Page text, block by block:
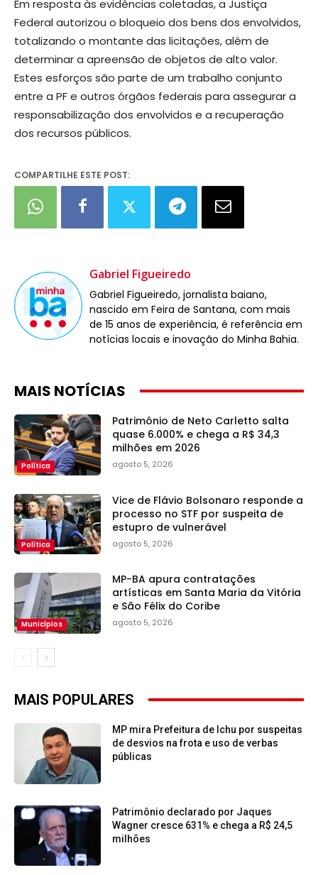
Em resposta às evidências coletadas, a Justiça
Federal autorizou o bloqueio dos bens dos envolvidos,
totalizando o montante das licitações, além de
determinar a apreensão de objetos de alto valor.
Estes esforços são parte de um trabalho conjunto
entre a PF e outros órgãos federais para assegurar a
responsabilização dos envolvidos e a recuperação
dos recursos públicos.
COMPARTILHE ESTE POST:
Gabriel Figueiredo
Gabriel Figueiredo, jornalista baiano,
nascido em Feira de Santana, com mais
de 15 anos de experiência, é referência em
notícias locais e inovação do Minha Bahia.
MAIS NOTÍCIAS
Política
Patrimônio de Neto Carletto salta
quase 6.000% e chega a R$ 34,3
milhões em 2026
agosto 5, 2026
Política
Vice de Flávio Bolsonaro responde a
processo no STF por suspeita de
estupro de vulnerável
agosto 5, 2026
Municípios
MP-BA apura contratações
artísticas em Santa Maria da Vitória
e São Félix do Coribe
agosto 5, 2026
MAIS POPULARES
MP mira Prefeitura de Ichu por suspeitas
de desvios na frota e uso de verbas
públicas
Patrimônio declarado por Jaques
Wagner cresce 631% e chega a R$ 24,5
milhões